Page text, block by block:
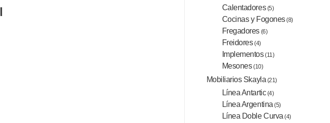
Calentadores (5)
Cocinas y Fogones(8)
Fregadores (6)
Freidores(4)
Implementos(11)
Mesones(10)
Mobiliarios Skayla (21)
Línea Antartic (4)
Línea Argentina (5)
Línea Doble Curva (4)